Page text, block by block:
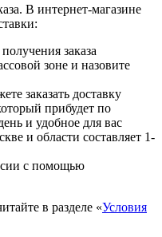
В интернет-магазине
заказа
зоне и назовите
заказать доставку
прибудет по
и удобное для вас
и области составляет 1-
с помощью
в разделе «Условия